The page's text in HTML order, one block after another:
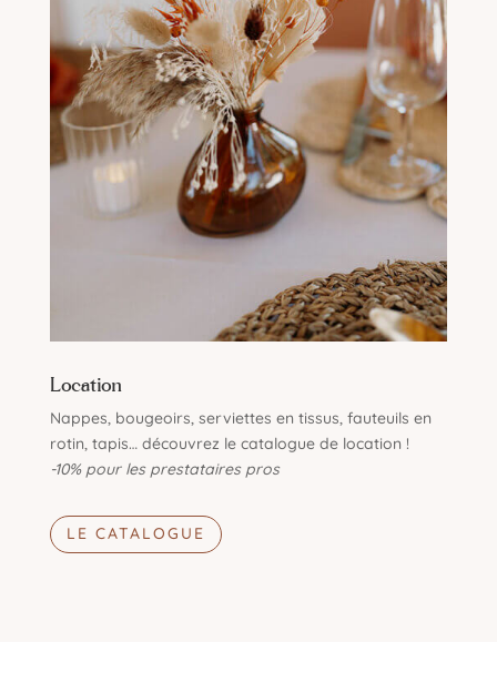
Location
Nappes, bougeoirs, serviettes en tissus, fauteuils en
rotin, tapis… découvrez le catalogue de location !
-10% pour les prestataires pros
LE CATALOGUE